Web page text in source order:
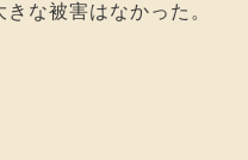
な被害はなかった。